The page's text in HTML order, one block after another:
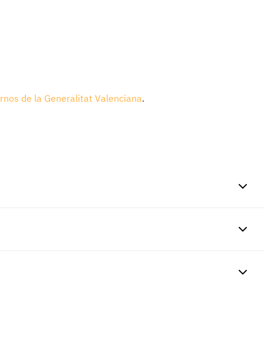
de la Generalitat Valenciana.